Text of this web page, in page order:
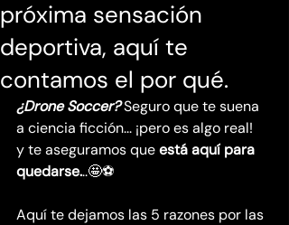
próxima sensación
deportiva, aquí te
contamos el por qué.
¿Drone Soccer?Seguro que te suena
a ciencia ficción... ¡pero es algo real!
y te aseguramos que está aquí para
quedarse...🤩⚽️
Aquí te dejamos las 5 razones por las